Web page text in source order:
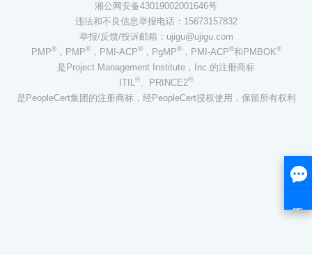
湘公网安备43019002001646号
违法和不良信息举报电话：15673157832
举报/反馈/投诉邮箱：ujigu@ujigu.com
PMP®，PMP®，PMI-ACP®，PgMP®，PMI-ACP®和PMBOK®
是Project Management Institute，Inc.的注册商标
ITIL®、PRINCE2®
是PeopleCert集团的注册商标，经PeopleCert授权使用，保留所有权利